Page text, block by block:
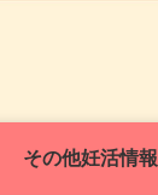
その他妊活情報